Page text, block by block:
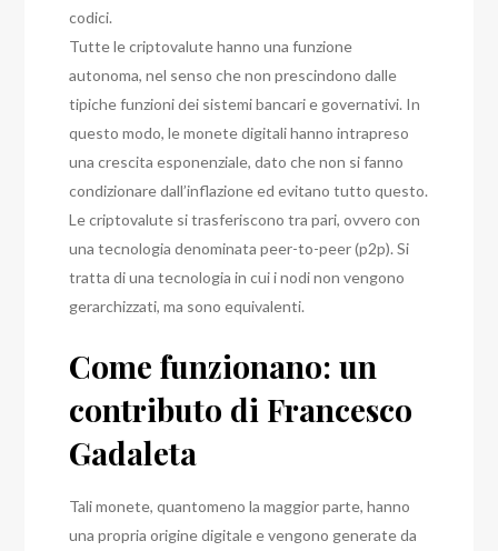
codici.
Tutte le criptovalute hanno una funzione
autonoma, nel senso che non prescindono dalle
tipiche funzioni dei sistemi bancari e governativi. In
questo modo, le monete digitali hanno intrapreso
una crescita esponenziale, dato che non si fanno
condizionare dall’inflazione ed evitano tutto questo.
Le criptovalute si trasferiscono tra pari, ovvero con
una tecnologia denominata peer-to-peer (p2p).Si
tratta di una tecnologia in cui i nodi non vengono
gerarchizzati, ma sono equivalenti.
Come funzionano: un
contributo di Francesco
Gadaleta
Tali monete, quantomeno la maggior parte, hanno
una propria origine digitale e vengono generate da